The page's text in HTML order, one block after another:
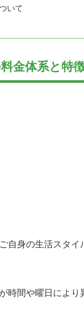
いて
金体系と特
自身の生活スタイ
時間や曜日によ